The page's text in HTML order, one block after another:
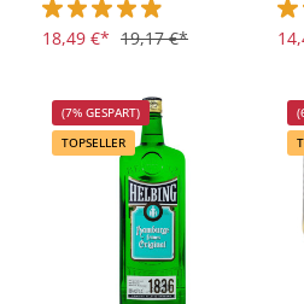
Durchschnittliche Bewertung
18,49 €* 19,17 €*
(7% GESPART)
TOPSELLER